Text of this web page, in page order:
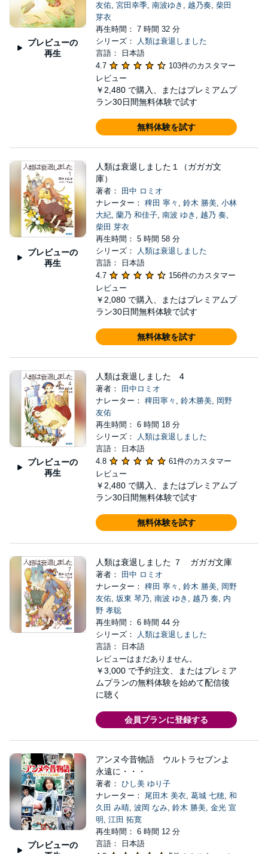
プレビューの
再生
友佑, 宮田幸季, 南波ゆき , 越乃奏, 柴田
芽衣
再生時間： 7 時間 32 分
シリーズ：
人類は衰退しました
言語： 日本語
4.7
103件のカスタマー
レビュー
￥2,480 で購入、またはプレミアムプ
ラン30日間無料体験で試す
無料体験を試す
プレビューの
再生
人類は衰退しました１（ガガガ文
庫）
著者：
田中 ロミオ
ナレーター： 稗田 寧々 , 鈴木 勝美, 小林
大紀, 蘭乃 和佳子, 南波 ゆき , 越乃 奏,
柴田 芽衣
再生時間： 5 時間 58 分
シリーズ：
人類は衰退しました
言語： 日本語
4.7
156件のカスタマー
レビュー
￥2,080 で購入、またはプレミアムプ
ラン30日間無料体験で試す
無料体験を試す
プレビューの
再生
人類は衰退しました 4
著者：
田中ロミオ
ナレーター： 稗田寧々 , 鈴木勝美, 岡野
友佑
再生時間： 6 時間 18 分
シリーズ：
人類は衰退しました
言語： 日本語
4.8
61件のカスタマー
レビュー
￥2,480 で購入、またはプレミアムプ
ラン30日間無料体験で試す
無料体験を試す
人類は衰退しました ７ ガガガ文庫
著者：
田中 ロミオ
ナレーター： 稗田 寧々 , 鈴木 勝美, 岡野
友佑, 坂東 琴乃, 南波 ゆき , 越乃 奏, 内
野 孝聡
再生時間： 6 時間 44 分
シリーズ：
人類は衰退しました
言語： 日本語
レビューはまだありません。
￥3,000 で予約注文、またはプレミア
ムプランの無料体験を始めて配信後
に聴く
会員プランに登録する
プレビューの
アンヌ今昔物語 ウルトラセブンよ
永遠に・・・
著者： ひし美 ゆり子
ナレーター： 尾田木 美衣, 葛城 七穂, 和
久田 み晴, 波岡 なみ, 鈴木 勝美, 金光 宣
明 , 江田 拓寛
再生時間： 6 時間 12 分
言語： 日本語